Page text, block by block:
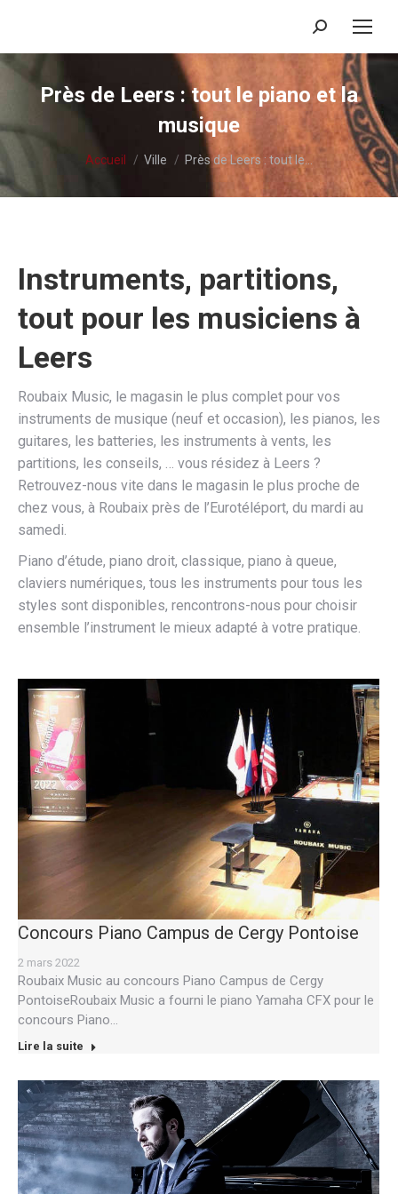
Recherche
:
Près de Leers : tout le piano et la
musique
Vous êtes ici :
Accueil Ville Près de Leers : tout le…
Instruments, partitions,
tout pour les musiciens à
Leers
Roubaix Music, le magasin le plus complet pour vos
instruments de musique (neuf et occasion), les pianos, les
guitares, les batteries, les instruments à vents, les
partitions, les conseils, … vous résidez à Leers ?
Retrouvez-nous vite dans le magasin le plus proche de
chez vous, à Roubaix près de l’Eurotéléport, du mardi au
samedi.
Piano d’étude, piano droit, classique, piano à queue,
claviers numériques, tous les instruments pour tous les
styles sont disponibles, rencontrons-nous pour choisir
ensemble l’instrument le mieux adapté à votre pratique.
Concours Piano Campus de Cergy Pontoise
2 mars 2022
Roubaix Music au concours Piano Campus de Cergy
PontoiseRoubaix Music a fourni le piano Yamaha CFX pour le
concours Piano…
Lire la suite
Nos prestations